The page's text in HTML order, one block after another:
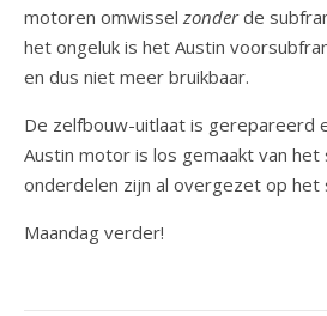
motoren omwissel zonderde
het ongeluk is het Austin
en dus niet meer bruikbaar.
De zelfbouw-uitlaat is gerepareerd
Austin motor is los gemaakt van
onderdelen zijn al overgezet op het
Maandag verder!